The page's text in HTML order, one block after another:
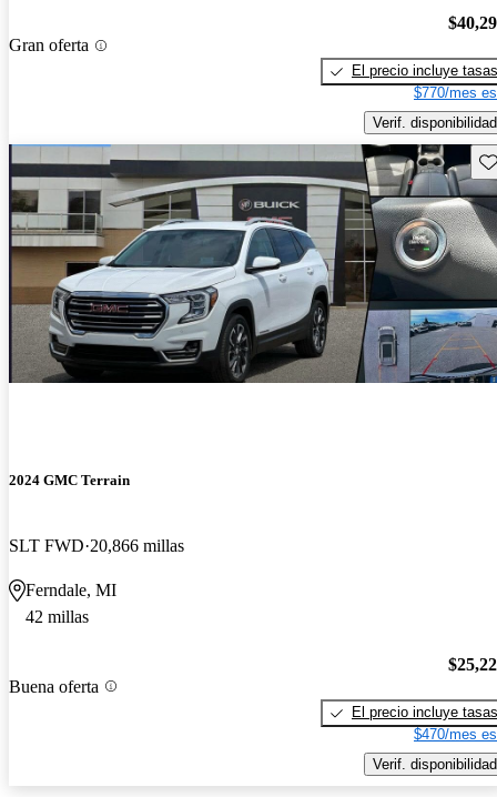
Gran oferta
El precio incluye tasas
$770/mes
Verif. disponibilidad
2024 GMC Terrain
SLT FWD 20,866 millas
Ferndale, MI
42 millas
Buena oferta
El precio incluye tasas
$470/mes
Verif. disponibilidad